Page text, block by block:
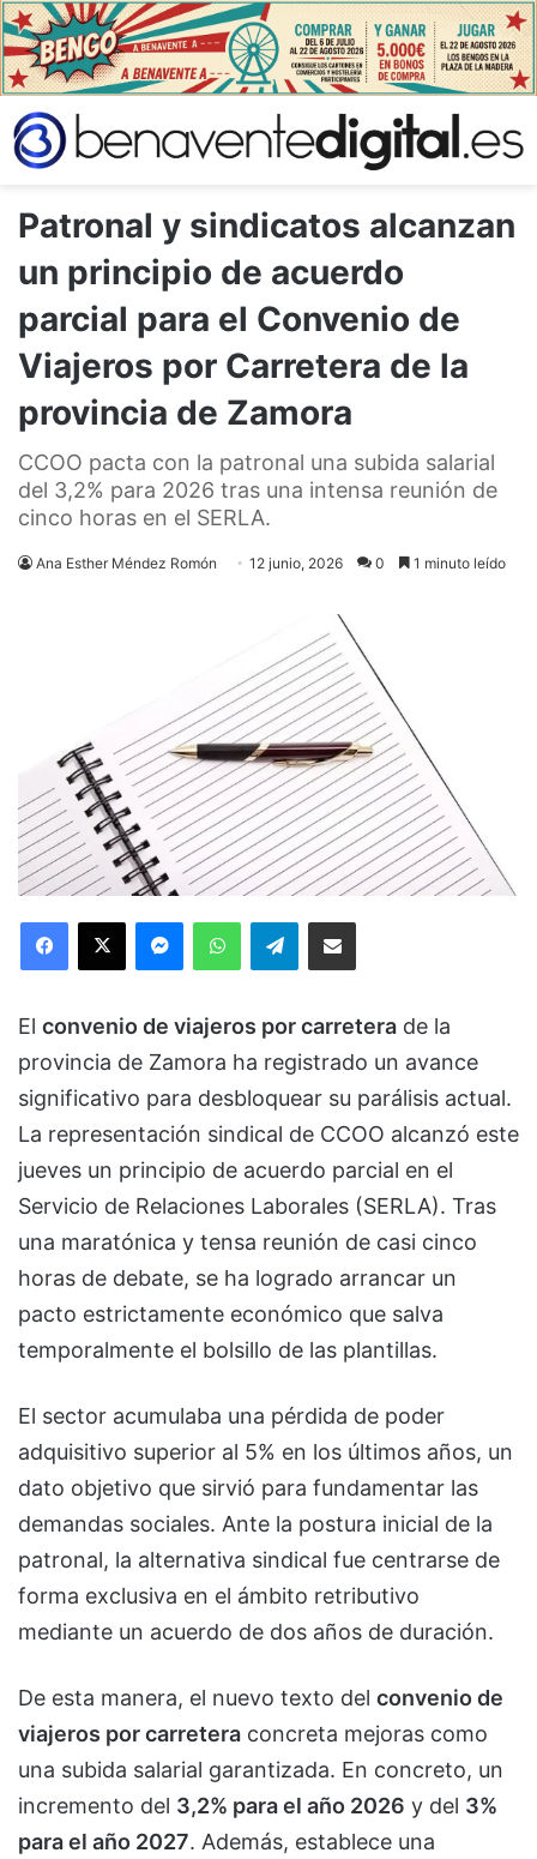
Patronal y sindicatos alcanzan
un principio de acuerdo
parcial para el Convenio de
Viajeros por Carretera de la
provincia de Zamora
CCOO pacta con la patronal una subida salarial
del 3,2% para 2026 tras una intensa reunión de
cinco horas en el SERLA.
Ana Esther Méndez Romón 12 junio, 2026 0 1 minuto leído
Facebook
X MessengerWhatsAppTelegramCompartir via Email
El convenio de viajeros por carretera de la
provincia de Zamora ha registrado un avance
significativo para desbloquear su parálisis actual.
La representación sindical de CCOO alcanzó este
jueves un principio de acuerdo parcial en el
Servicio de Relaciones Laborales (SERLA). Tras
una maratónica y tensa reunión de casi cinco
horas de debate, se ha logrado arrancar un
pacto estrictamente económico que salva
temporalmente el bolsillo de las plantillas.
El sector acumulaba una pérdida de poder
adquisitivo superior al 5% en los últimos años, un
dato objetivo que sirvió para fundamentar las
demandas sociales. Ante la postura inicial de la
patronal, la alternativa sindical fue centrarse de
forma exclusiva en el ámbito retributivo
mediante un acuerdo de dos años de duración.
De esta manera, el nuevo texto del convenio de
viajeros por carretera concreta mejoras como
una subida salarial garantizada. En concreto, un
incremento del 3,2% para el año 2026 y del 3%
para el año 2027. Además, establece una